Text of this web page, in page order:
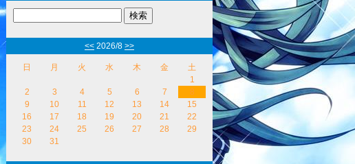
<< 2026/8 >>
日 月 火 水 木 金
土
1
2
3 4 5 6 7
8
9
10 11 12 13 14
15
16
17 18 19 20 21
22
23
24 25 26 27 28
29
30
31